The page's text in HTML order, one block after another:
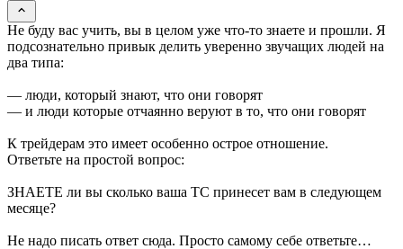
Не буду вас учить, вы в целом уже что-то знаете и прошли. Я
подсознательно привык делить уверенно звучащих людей на
два типа:
— люди, который знают, что они говорят
— и люди которые отчаянно веруют в то, что они говорят
К трейдерам это имеет особенно острое отношение.
Ответьте на простой вопрос:
ЗНАЕТЕ ли вы сколько ваша ТС принесет вам в следующем
месяце?
Не надо писать ответ сюда. Просто самому себе ответьте…